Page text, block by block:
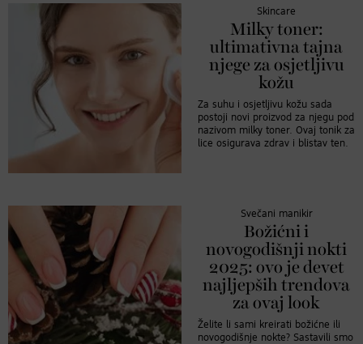
Skincare
Milky toner:
ultimativna tajna
njege za osjetljivu
kožu
Za suhu i osjetljivu kožu sada
postoji novi proizvod za njegu pod
nazivom milky toner. Ovaj tonik za
lice osigurava zdrav i blistav ten.
Svečani manikir
Božićni i
novogodišnji nokti
2025: ovo je devet
najljepših trendova
za ovaj look
Želite li sami kreirati božićne ili
novogodišnje nokte? Sastavili smo